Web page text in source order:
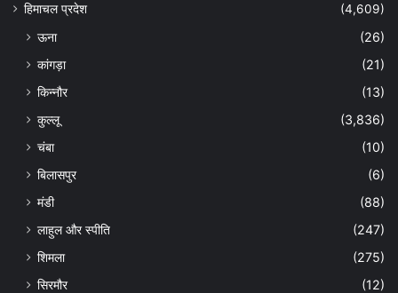
हिमाचल प्रदेश
(4,609)
ऊना
(26)
कांगड़ा
(21)
किन्नौर
(13)
कुल्लू
(3,836)
चंबा
(10)
बिलासपुर
(6)
मंडी
(88)
लाहुल और स्पीति
(247)
शिमला
(275)
सिरमौर
(12)